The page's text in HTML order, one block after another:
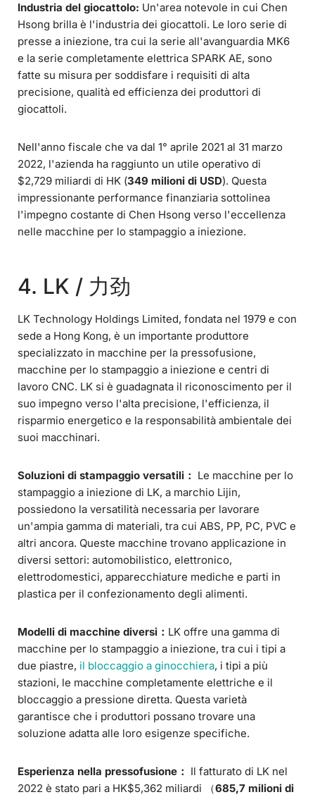
Industria del giocattolo: Un'area notevole in cui Chen
Hsong brilla è l'industria dei giocattoli. Le loro serie di
presse a iniezione, tra cui la serie all'avanguardia MK6
e la serie completamente elettrica SPARK AE, sono
fatte su misura per soddisfare i requisiti di alta
precisione, qualità ed efficienza dei produttori di
giocattoli.
Nell'anno fiscale che va dal 1° aprile 2021 al 31 marzo
2022, l'azienda ha raggiunto un utile operativo di
$2,729 miliardi di HK (349 milioni di USD). Questa
impressionante performance finanziaria sottolinea
l'impegno costante di Chen Hsong verso l'eccellenza
nelle macchine per lo stampaggio a iniezione.
4. LK / 力劲
LK Technology Holdings Limited, fondata nel 1979 e con
sede a Hong Kong, è un importante produttore
specializzato in macchine per la pressofusione,
macchine per lo stampaggio a iniezione e centri di
lavoro CNC. LK si è guadagnata il riconoscimento per il
suo impegno verso l'alta precisione, l'efficienza, il
risparmio energetico e la responsabilità ambientale dei
suoi macchinari.
Soluzioni di stampaggio versatili： Le macchine per lo
stampaggio a iniezione di LK, a marchio Lijin,
possiedono la versatilità necessaria per lavorare
un'ampia gamma di materiali, tra cui ABS, PP, PC, PVC e
altri ancora. Queste macchine trovano applicazione in
diversi settori: automobilistico, elettronico,
elettrodomestici, apparecchiature mediche e parti in
plastica per il confezionamento degli alimenti.
Modelli di macchine diversi： LK offre una gamma di
macchine per lo stampaggio a iniezione, tra cui i tipi a
due piastre, il bloccaggio a ginocchiera, i tipi a più
stazioni, le macchine completamente elettriche e il
bloccaggio a pressione diretta. Questa varietà
garantisce che i produttori possano trovare una
soluzione adatta alle loro esigenze specifiche.
Esperienza nella pressofusione： Il fatturato di LK nel
2022 è stato pari a HK$5,362 miliardi （685,7 milioni di